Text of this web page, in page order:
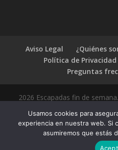
Aviso Legal ¿Quiénes
Política de Privacidad
Preguntas
2026 Escapadas fin de
Usamos cookies para
experiencia en nuestra web. Si
asumiremos que estás